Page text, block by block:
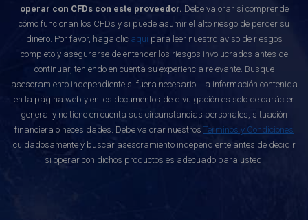
operar con CFDs con este proveedor. Debe valorar si comprende
cómo funcionan los CFDs y si puede asumir el alto riesgo de perder su
dinero. Por favor, haga clic aquípara leer nuestro aviso de riesgos
completo y asegurarse de entender los riesgos involucrados antes de
continuar, teniendo en cuenta su experiencia relevante. Busque
asesoramiento independiente si fuera necesario. La información contenida
en la página web y en los documentos de divulgación es solo de carácter
general y no tiene en cuenta sus circunstancias personales, situación
financiera o necesidades. Debe valorar nuestros Términos y Condiciones
cuidadosamente y buscar asesoramiento independiente antes de decidir
si operar con dichos productos es adecuado para usted.